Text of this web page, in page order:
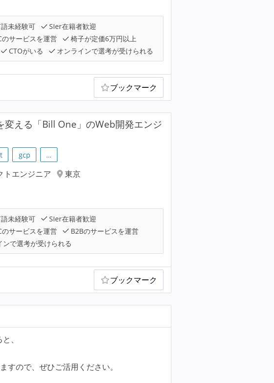
未経験可
SIer在籍者歓迎
のサービスを運営
椅子が定価6万円以上
CTOがいる オンラインで選考が受けられる
ブックマーク
変える「Bill One」のWeb開発エンジ
gcp …
トエンジニア
東京
未経験可
SIer在籍者歓迎
のサービスを運営
B2Bのサービスを運営
ンで選考が受けられる
ブックマーク
、
すので、ぜひご活用ください。